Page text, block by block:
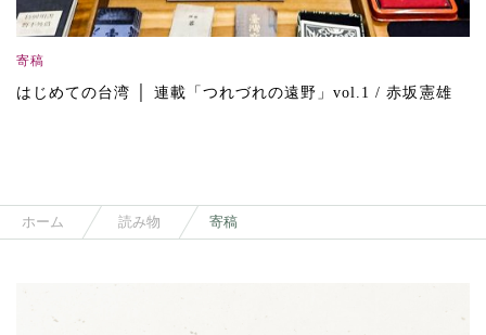
寄稿
はじめての台湾 │ 連載「つれづれの遠野」vol.1 / 赤坂憲雄
ホーム 読み物 寄稿